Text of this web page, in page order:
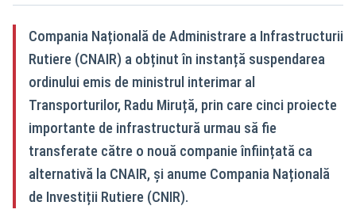
Compania Națională de Administrare a Infrastructurii
Rutiere (CNAIR) a obținut în instanță suspendarea
ordinului emis de ministrul interimar al
Transporturilor, Radu Miruță, prin care cinci proiecte
importante de infrastructură urmau să fie
transferate către o nouă companie înființată ca
alternativă la CNAIR, și anume Compania Națională
de Investiții Rutiere (CNIR).